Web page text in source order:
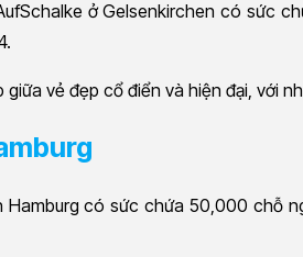
ở Gelsenkirchen có sức
vẻ đẹp cổ điển và hiện đại, với
Hamburg có sức chứa 50,000 chỗ